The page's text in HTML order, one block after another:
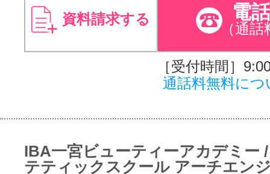
資料請求する 電
（通話
［受付時間］
通話料無料につ
IBA一宮ビューティーアカデミー
テティックスクール アーチエン